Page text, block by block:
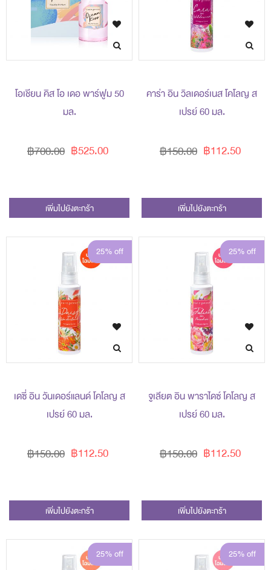
โอเชียน คิส โอ เดอ พาร์ฟูม 50
มล.
฿525.00
฿700.00
เพิ่มไปยังตะกร้า
คาร่า อิน วิลเดอร์เนส โคโลญ ส
เปรย์ 60 มล.
฿112.50
฿150.00
เพิ่มไปยังตะกร้า
25% off
เดซี่ อิน วันเดอร์แลนด์ โคโลญ ส
เปรย์ 60 มล.
฿112.50
฿150.00
เพิ่มไปยังตะกร้า
25% off
จูเลียต อิน พาราไดซ์ โคโลญ ส
เปรย์ 60 มล.
฿112.50
฿150.00
เพิ่มไปยังตะกร้า
25% off 25% off